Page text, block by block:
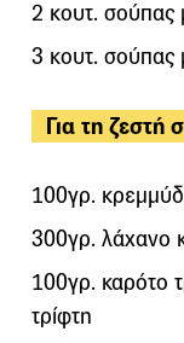
2 κουτ. σούπας
3 κουτ. σούπας
Για τη ζεστή
100γρ.
300γρ. λάχανο
100γρ. καρότο
τρίφτη